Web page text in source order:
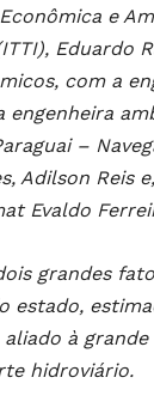
e
Eduardo
com a
engenheira
–
Adilson Reis
Evaldo
grandes
estado,
à
hidroviário.